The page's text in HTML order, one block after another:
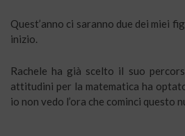
Quest’anno ci saranno due dei miei
inizio.
Rachele ha già scelto il suo
attitudini per la matematica ha
io non vedo l’ora che cominci questo